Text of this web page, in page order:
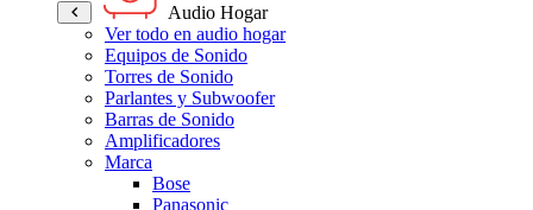
Audio Hogar
Ver todo en audio hogar
Equipos de Sonido
Torres de Sonido
Parlantes y Subwoofer
Barras de Sonido
Amplificadores
Marca
Bose
Panasonic